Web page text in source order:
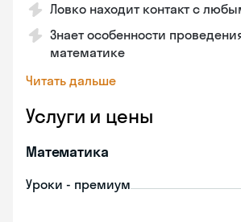
Ловко находит контакт с
Знает особенности
математике
Читать дальше
Услуги и цены
Математика
Уроки - премиум